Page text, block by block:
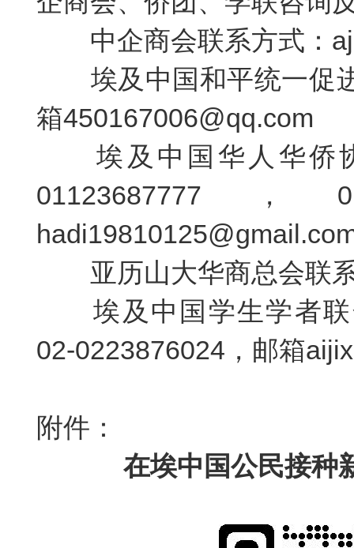
中企商会联系方式：a
埃及中国和平统一促
箱450167006@qq.com
埃及中国华人华侨
01123687777 ，
亚历山大华商总会联
埃及中国学生学者
02-0223876024 ，邮箱
附件：
在埃中国公民接种